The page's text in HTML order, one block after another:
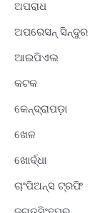
ଅପରାଧ
ଅପରେସନ୍ ସିନ୍ଦୁର
ଆଇପିଏଲ
କଟକ
କେନ୍ଦ୍ରାପଡ଼ା
ଖେଳ
ଖୋର୍ଦ୍ଧା
ଚାଂପିଅନ୍ସ ଟ୍ରଫି